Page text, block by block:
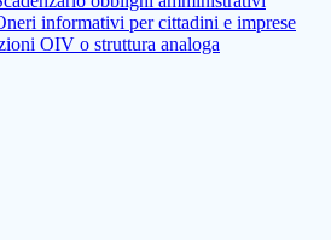
informativi per cittadini e imprese
OIV o struttura analoga